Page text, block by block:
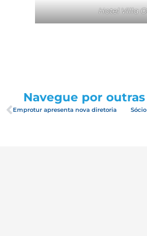
Hotel Villa
Navegue por
Emprotur apresenta nova diretoria